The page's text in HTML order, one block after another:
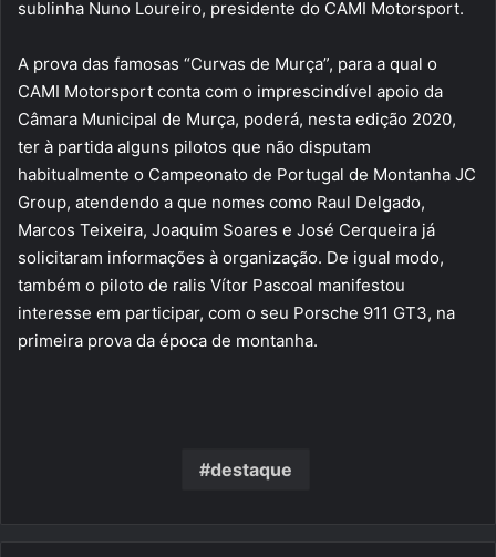
sublinha Nuno Loureiro, presidente do CAMI Motorsport.
A prova das famosas “Curvas de Murça”, para a qual o
CAMI Motorsport conta com o imprescindível apoio da
Câmara Municipal de Murça, poderá, nesta edição 2020,
ter à partida alguns pilotos que não disputam
habitualmente o Campeonato de Portugal de Montanha JC
Group, atendendo a que nomes como Raul Delgado,
Marcos Teixeira, Joaquim Soares e José Cerqueira já
solicitaram informações à organização. De igual modo,
também o piloto de ralis Vítor Pascoal manifestou
interesse em participar, com o seu Porsche 911 GT3, na
primeira prova da época de montanha.
destaque